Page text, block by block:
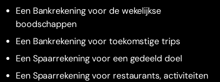
Een Bankrekening voor de wekelijkse
boodschappen
Een Bankrekening voor toekomstige trips
Een Spaarrekening voor een gedeeld doel
Een Spaarrekening voor restaurants, activiteiten